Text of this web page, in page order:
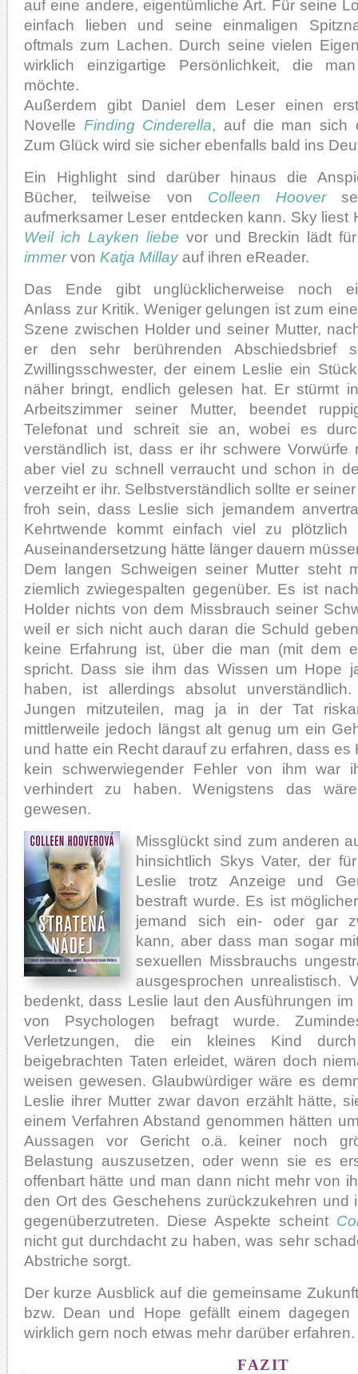
auf eine andere, eigentümliche Art. Für seine
einfach lieben und seine einmaligen
oftmals zum Lachen. Durch seine vielen
wirklich einzigartige Persönlichkeit, die
möchte.
Außerdem gibt Daniel dem Leser einen
Novelle Finding Cinderella, auf die man sich
Zum Glück wird sie sicher ebenfalls bald ins
Ein Highlight sind darüber hinaus die
Bücher, teilweise von Colleen Hoover
aufmerksamer Leser entdecken kann. Sky liest
Weil ich Layken liebe vor und Breckin lädt
immervon Katja Millayauf ihren eReader.
Das Ende gibt unglücklicherweise noch
Anlass zur Kritik. Weniger gelungen ist zum
Szene zwischen Holder und seiner Mutter,
er den sehr berührenden Abschiedsbrief
Zwillingsschwester, der einem Leslie ein
näher bringt, endlich gelesen hat. Er stürmt
Arbeitszimmer seiner Mutter, beendet
Telefonat und schreit sie an, wobei es
verständlich ist, dass er ihr schwere Vorwürfe
aber viel zu schnell verraucht und schon in
verzeiht er ihr. Selbstverständlich sollte er
froh sein, dass Leslie sich jemandem
Kehrtwende kommt einfach viel zu plötzlich
Auseinandersetzung hätte länger dauern
Dem langen Schweigen seiner Mutter steht
ziemlich zwiegespalten gegenüber. Es ist
Holder nichts von dem Missbrauch seiner
weil er sich nicht auch daran die Schuld
keine Erfahrung ist, über die man (mit dem
spricht. Dass sie ihm das Wissen um Hope
haben, ist allerdings absolut
Jungen mitzuteilen, mag ja in der Tat
mittlerweile jedoch längst alt genug um ein
und hatte ein Recht darauf zu erfahren, dass es
kein schwerwiegender Fehler von ihm war
verhindert zu haben. Wenigstens das
gewesen.
Missglückt sind zum anderen
hinsichtlich Skys Vater, der
Leslie trotz Anzeige und
bestraft wurde. Es ist
jemand sich ein- oder gar
kann, aber dass man sogar
sexuellen Missbrauchs
ausgesprochen unrealistisch.
bedenkt, dass Leslie laut den Ausführungen
von Psychologen befragt wurde.
Verletzungen, die ein kleines Kind
beigebrachten Taten erleidet, wären doch
weisen gewesen. Glaubwürdiger wäre es
Leslie ihrer Mutter zwar davon erzählt hätte,
einem Verfahren Abstand genommen hätten
Aussagen vor Gericht o.ä. keiner noch
Belastung auszusetzen, oder wenn sie es
offenbart hätte und man dann nicht mehr von
den Ort des Geschehens zurückzukehren und
gegenüberzutreten. Diese Aspekte scheint
nicht gut durchdacht zu haben, was sehr
Abstriche sorgt.
Der kurze Ausblick auf die gemeinsame
bzw. Dean und Hope gefällt einem
wirklich gern noch etwas mehr darüber erfahren.
FAZIT